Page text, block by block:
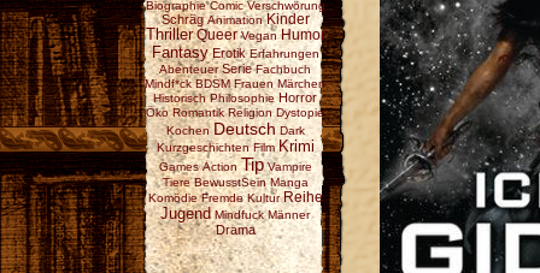
Biographie Comic Verschwörung
Schräg Animation Kinder
Thriller Queer Vegan Humor
Fantasy Erotik Erfahrungen
Abenteuer Serie Fachbuch
Mindf*ck BDSM Frauen Märchen
Historisch Philosophie Horror
Öko Romantik Religion Dystopie
Kochen Deutsch Dark
Kurzgeschichten Film Krimi
Games Action Tip Vampire
Tiere BewusstSein Manga
Komödie Fremde Kultur Reihe
Jugend Mindfuck Männer
Drama